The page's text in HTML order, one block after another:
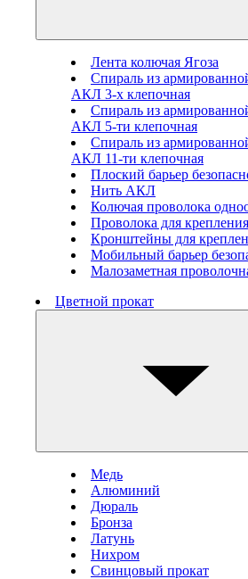
Лента колючая Ягоза
Спираль из
АКЛ 3-х клепочная
Спираль из
АКЛ 5-ти клепочная
Спираль из
АКЛ 11-ти клепочная
Плоский барьер
Нить АКЛ
Колючая проволока
Проволока для
Кронштейны для
Мобильный барьер
Малозаметная
Цветной прокат
Медь
Алюминий
Дюраль
Бронза
Латунь
Нихром
Свинцовый прокат